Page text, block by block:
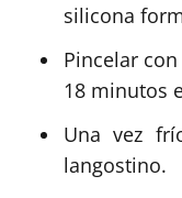
silicona
Pincelar
18 minutos
Una vez
langostino.